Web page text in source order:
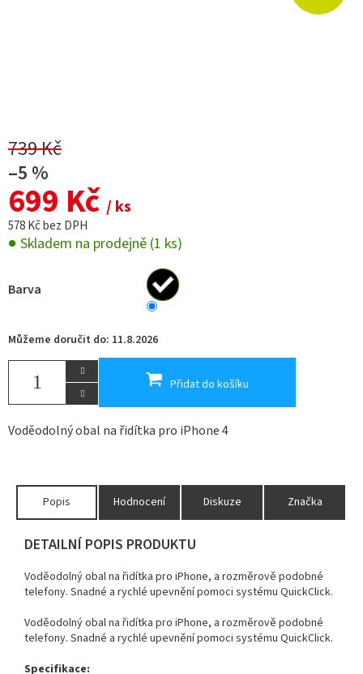
739 Kč
–5 %
699 Kč / ks
578 Kč bez DPH
Skladem na prodejně (1 ks)
Barva
Můžeme doručit do: 11.8.2026
Přidat do košíku
Voděodolný obal na řidítka pro iPhone 4
Popis Hodnocení Diskuze Značka
DETAILNÍ POPIS PRODUKTU
Voděodolný obal na řidítka pro iPhone, a rozměrově podobné
telefony. Snadné a rychlé upevnění pomoci systému QuickClick.
Voděodolný obal na řidítka pro iPhone, a rozměrově podobné
telefony. Snadné a rychlé upevnění pomoci systému QuickClick.
Specifikace: